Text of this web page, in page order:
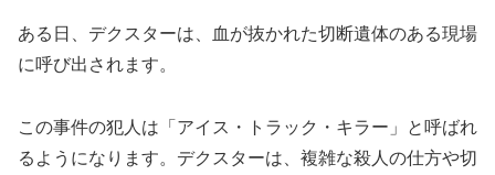
ある日、デクスターは、血が抜かれた切断遺体のある現場
に呼び出されます。
この事件の犯人は「アイス・トラック・キラー」と呼ばれ
るようになります。デクスターは、複雑な殺人の仕方や切